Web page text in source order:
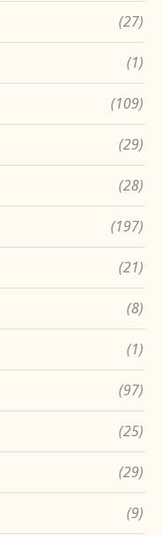
(27)
(1)
(109)
(29)
(28)
(197)
(21)
(8)
(1)
(97)
(25)
(29)
(9)